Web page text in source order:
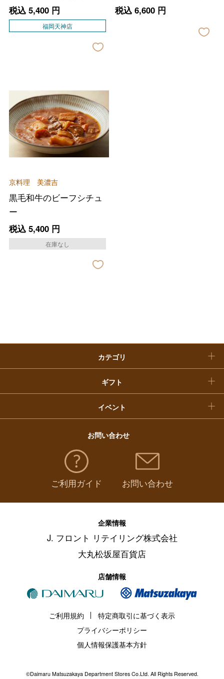
税込 5,400円
福岡天神店
税込 6,600円
京料理 美濃吉
黒毛和牛のビーフシチュ
ー
税込 5,400円
在庫なし
カテゴリ
フード＆スイーツ
ファッション
ベビー＆キッズ
ギフト
出産内祝い
お香典返し
イベント
バレンタインチョコレート
ホワイトデー
敬老の日
福袋
お問い合わせ
ご利用ガイド お問い合わせ
企業情報
J. フロント リテイリング株式会社
大丸松坂屋百貨店
店舗情報
ご利用規約
特定商取引に基づく表示
プライバシーポリシー
個人情報保護基本方針
©Daimaru Matsuzakaya Department Stores Co.Ltd. All Rights Reserved.